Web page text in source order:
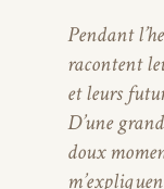
Pendant
racontent
et leurs
D’une
doux